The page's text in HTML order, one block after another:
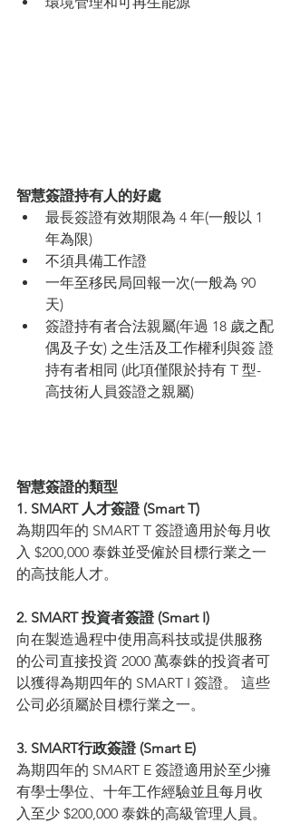
智慧簽證持有人的好處
最長簽證有效期限為 4 年(一般以 1
年為限)
不須具備工作證
一年至移民局回報一次(一般為 90
天)
簽證持有者合法親屬(年過 18 歲之配
偶及子女) 之生活及工作權利與簽 證
持有者相同 (此項僅限於持有 T 型-
高技術人員簽證之親屬)
智慧簽證的類型
1. SMART 人才簽證 (Smart T)
為期四年的 SMART T 簽證適用於每月收
入 $200,000 泰銖並受僱於目標行業之一
的高技能人才。
2. SMART 投資者簽證 (Smart I)
向在製造過程中使用高科技或提供服務
的公司直接投資 2000 萬泰銖的投資者可
以獲得為期四年的 SMART I 簽證。 這些
公司必須屬於目標行業之一。
3. SMART行政簽證 (Smart E)
為期四年的 SMART E 簽證適用於至少擁
有學士學位、十年工作經驗並且每月收
入至少 $200,000 泰銖的高級管理人員。